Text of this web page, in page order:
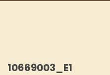
10669003_E1